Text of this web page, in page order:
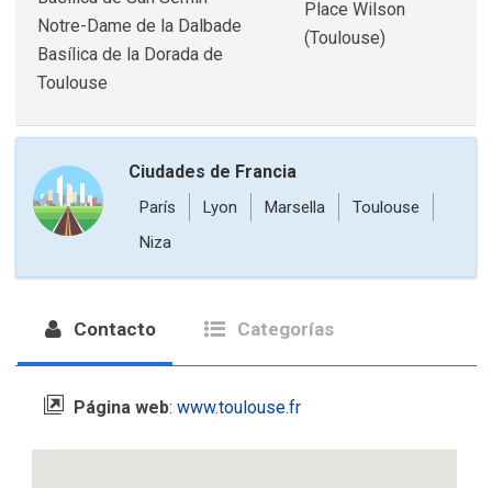
Notre-Dame de la Dalbade
Basílica de la Dorada de
Toulouse
Place Wilson
(Toulouse)
Ciudades de Francia
París Lyon Marsella
Toulouse
Niza
Contacto Categorías
Página web: www.toulouse.fr